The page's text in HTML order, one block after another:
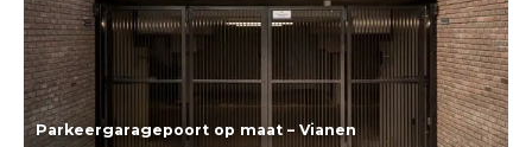
Parkeergaragepoort op maat – Vianen